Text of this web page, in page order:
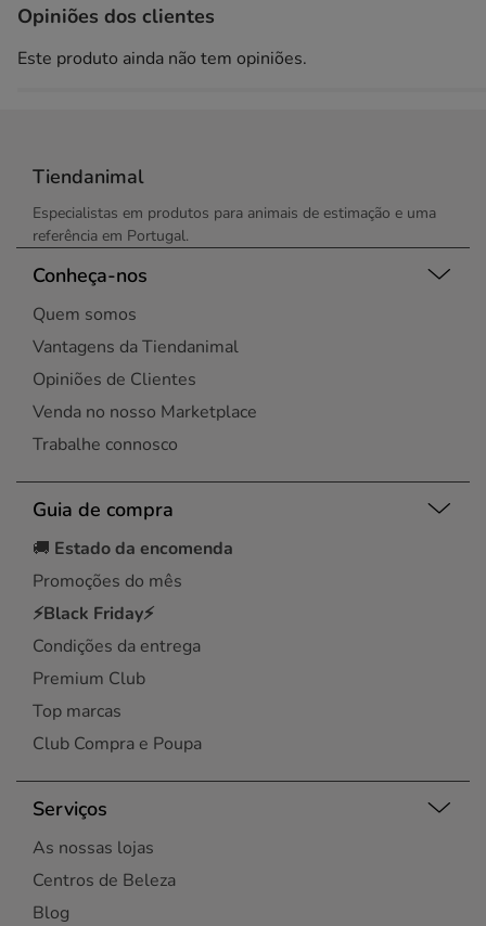
Opiniões dos clientes
Este produto ainda não tem opiniões.
Tiendanimal
Especialistas em produtos para animais de estimação e uma
referência em Portugal.
Conheça-nos
Quem somos
Vantagens da Tiendanimal
Opiniões de Clientes
Venda no nosso Marketplace
Trabalhe connosco
Guia de compra
🚚 Estado da encomenda
Promoções do mês
⚡Black Friday⚡
Condições da entrega
Premium Club
Top marcas
Club Compra e Poupa
Serviços
As nossas lojas
Centros de Beleza
Blog